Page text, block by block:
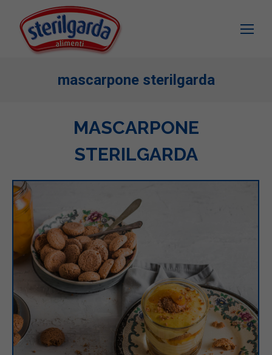
mascarpone sterilgarda
MASCARPONE
STERILGARDA